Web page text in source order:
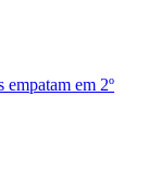
em 2º